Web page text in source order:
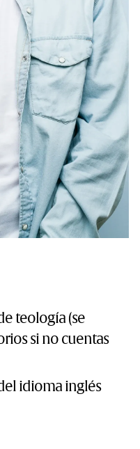
teología (se
si no cuentas
idioma inglés